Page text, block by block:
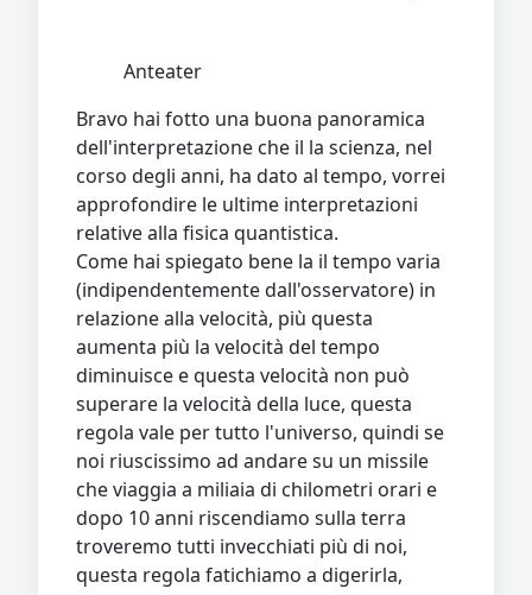
Anteater
Bravo hai fotto una buona panoramica
dell'interpretazione che il la scienza, nel
corso degli anni, ha dato al tempo, vorrei
approfondire le ultime interpretazioni
relative alla fisica quantistica.
Come hai spiegato bene la il tempo varia
(indipendentemente dall'osservatore) in
relazione alla velocità, più questa
aumenta più la velocità del tempo
diminuisce e questa velocità non può
superare la velocità della luce, questa
regola vale per tutto l'universo, quindi se
noi riuscissimo ad andare su un missile
che viaggia a miliaia di chilometri orari e
dopo 10 anni riscendiamo sulla terra
troveremo tutti invecchiati più di noi,
questa regola fatichiamo a digerirla,